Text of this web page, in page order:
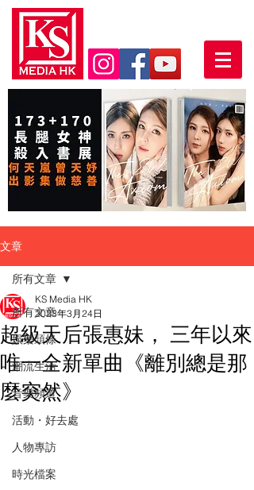
文章
所有文章
娛樂頭條
潮流生活
音樂頻道
活動・好去處
人物專訪
時光檔案
所有文章
超級天后張惠妹， 三年以來
唯一全新單曲《離別總是那
麼突然》
KS Media HK
2023年3月24日